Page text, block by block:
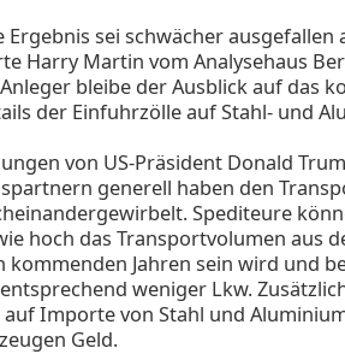
Ergebnis sei schwächer ausgefallen
Harry Martin vom Analysehaus
bleibe der Ausblick auf das
der Einfuhrzölle auf Stahl- und
von US-Präsident Donald
generell haben den
Spediteure
hoch das Transportvolumen aus
kommenden Jahren sein wird und
weniger Lkw.
Importe von Stahl und
Geld.